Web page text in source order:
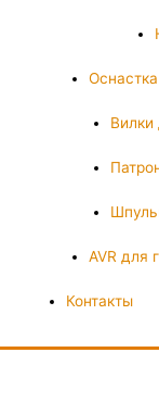
Вилки
AVR для
Контакты